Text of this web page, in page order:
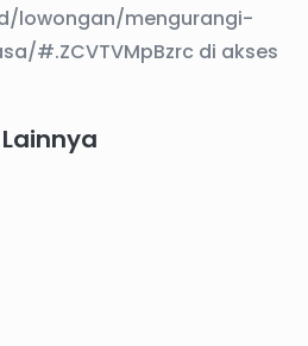
lowongan/mengurangi-
#.ZCVTVMpBzrc di akses